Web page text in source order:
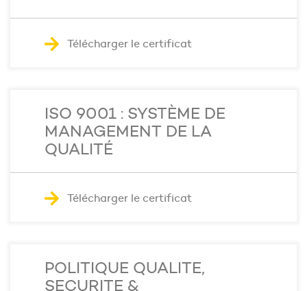
Télécharger le certificat
ISO 9001 : SYSTÈME DE
MANAGEMENT DE LA
QUALITÉ
Télécharger le certificat
POLITIQUE QUALITE,
SECURITE &